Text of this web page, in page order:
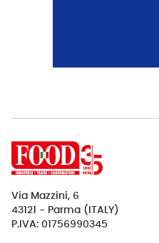
Via Mazzini, 6
43121 - Parma (ITALY)
P.IVA: 01756990345